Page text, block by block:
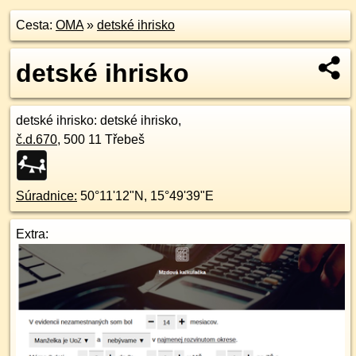
Cesta: OMA» detské ihrisko
detské ihrisko
detské ihrisko: detské ihrisko,
č.d.670, 500 11 Třebeš
Súradnice: 50°11'12"N , 15°49'39"E
Extra: